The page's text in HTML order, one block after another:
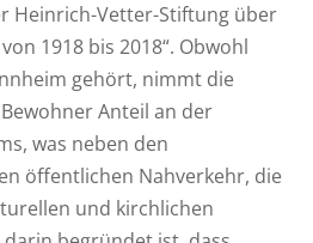
Heinrich-Vetter-Stiftung über
1918 bis 2018“. Obwohl
gehört, nimmt die
Anteil an der
was neben den
öffentlichen Nahverkehr, die
und kirchlichen